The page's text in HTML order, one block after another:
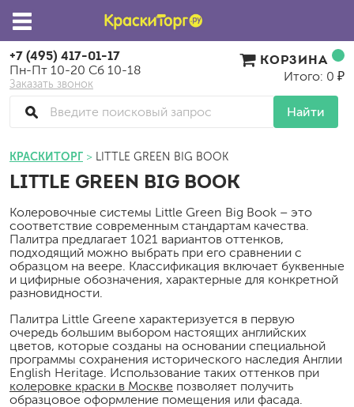
+7 (495) 417-01-17
Пн-Пт 10-20 Сб 10-18
Заказать звонок
Найти
КОРЗИНА
Итого: 0 ₽
КРАСКИТОРГ LITTLE GREEN BIG BOOK
LITTLE GREEN BIG BOOK
Колеровочные системы Little Green Big Book – это
соответствие современным стандартам качества.
Палитра предлагает 1021 вариантов оттенков,
подходящий можно выбрать при его сравнении с
образцом на веере. Классификация включает буквенные
и цифирные обозначения, характерные для конкретной
разновидности.
Палитра Little Greene характеризуется в первую
очередь большим выбором настоящих английских
цветов, которые созданы на основании специальной
программы сохранения исторического наследия Англии
English Heritage. Использование таких оттенков при
колеровке краски в Москве позволяет получить
образцовое оформление помещения или фасада.